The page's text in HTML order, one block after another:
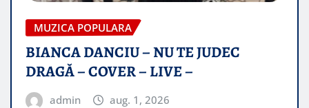
MUZICA POPULARA
BIANCA DANCIU – NU TE JUDEC
DRAGĂ – COVER – LIVE –
admin aug. 1, 2026